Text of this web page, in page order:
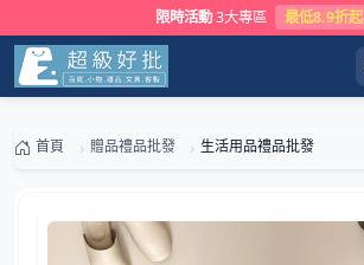
限時活動 3大專區 最低8.9折起
首頁 贈品禮品批發 生活用品禮品批發